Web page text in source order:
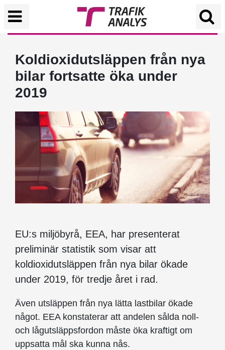
Koldioxidutsläppen från nya
bilar fortsatte öka under
2019
EU:s miljöbyrå, EEA, har presenterat
preliminär statistik som visar att
koldioxidutsläppen från nya bilar ökade
under 2019, för tredje året i rad.
Även utsläppen från nya lätta lastbilar ökade
något. EEA konstaterar att andelen sålda noll-
och lågutsläppsfordon måste öka kraftigt om
uppsatta mål ska kunna nås.